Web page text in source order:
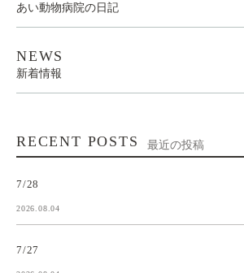
あい動物病院の日記
NEWS
新着情報
RECENT POSTS 最近の投稿
7/28
2026.08.04
7/27